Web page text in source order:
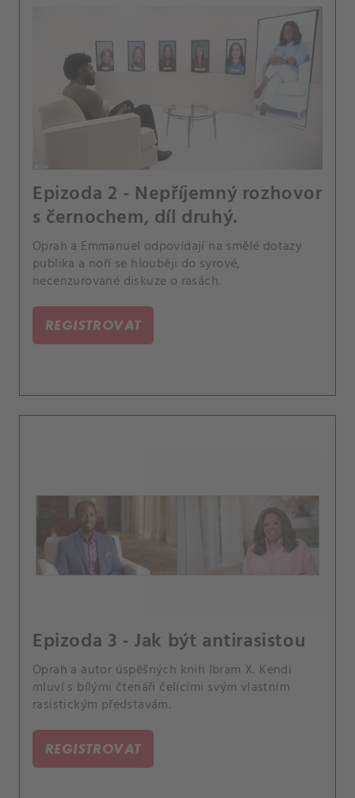
Epizoda 2 - Nepříjemný rozhovor
s černochem, díl druhý.
Oprah a Emmanuel odpovídají na smělé dotazy
publika a noří se hlouběji do syrové,
necenzurované diskuze o rasách.
REGISTROVAT
Epizoda 3 - Jak být antirasistou
Oprah a autor úspěšných knih Ibram X. Kendi
mluví s bílými čtenáři čelícími svým vlastním
rasistickým představám.
REGISTROVAT